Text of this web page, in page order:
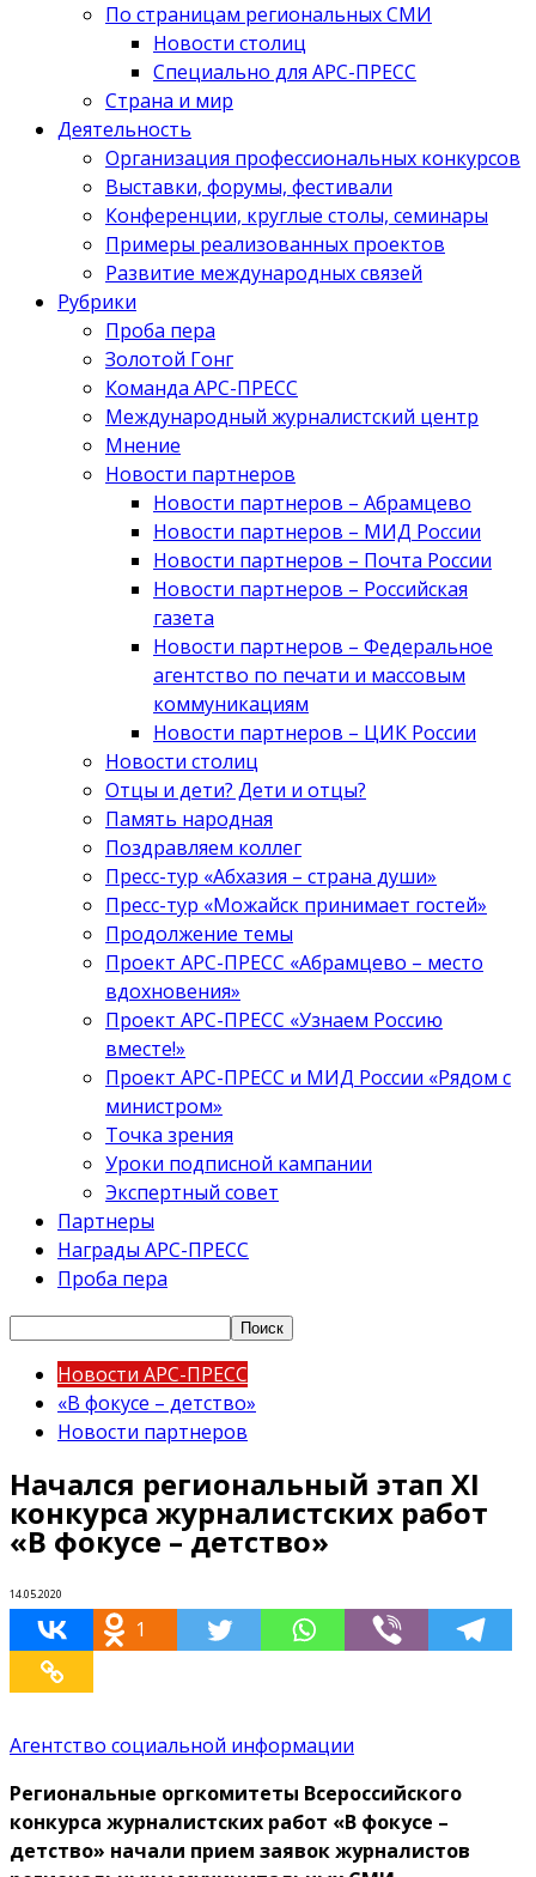
По страницам региональных СМИ
Новости столиц
Специально для АРС-ПРЕСС
Страна и мир
Деятельность
Организация профессиональных конкурсов
Выставки, форумы, фестивали
Конференции, круглые столы, семинары
Примеры реализованных проектов
Развитие международных связей
Рубрики
Проба пера
Золотой Гонг
Команда АРС-ПРЕСС
Международный журналистский центр
Мнение
Новости партнеров
Новости партнеров – Абрамцево
Новости партнеров – МИД России
Новости партнеров – Почта России
Новости партнеров – Российская
газета
Новости партнеров – Федеральное
агентство по печати и массовым
коммуникациям
Новости партнеров – ЦИК России
Новости столиц
Отцы и дети? Дети и отцы?
Память народная
Поздравляем коллег
Пресс-тур «Абхазия – страна души»
Пресс-тур «Можайск принимает гостей»
Продолжение темы
Проект АРС-ПРЕСС «Абрамцево – место
вдохновения»
Проект АРС-ПРЕСС «Узнаем Россию
вместе!»
Проект АРС-ПРЕСС и МИД России «Рядом с
министром»
Точка зрения
Уроки подписной кампании
Экспертный совет
Партнеры
Награды АРС-ПРЕСС
Проба пера
Новости АРС-ПРЕСС
«В фокусе – детство»
Новости партнеров
Начался региональный этап XI
конкурса журналистских работ
«В фокусе – детство»
14.05.2020
1
Агентство социальной информации
Региональные оргкомитеты Всероссийского
конкурса журналистских работ «В фокусе –
детство» начали прием заявок журналистов